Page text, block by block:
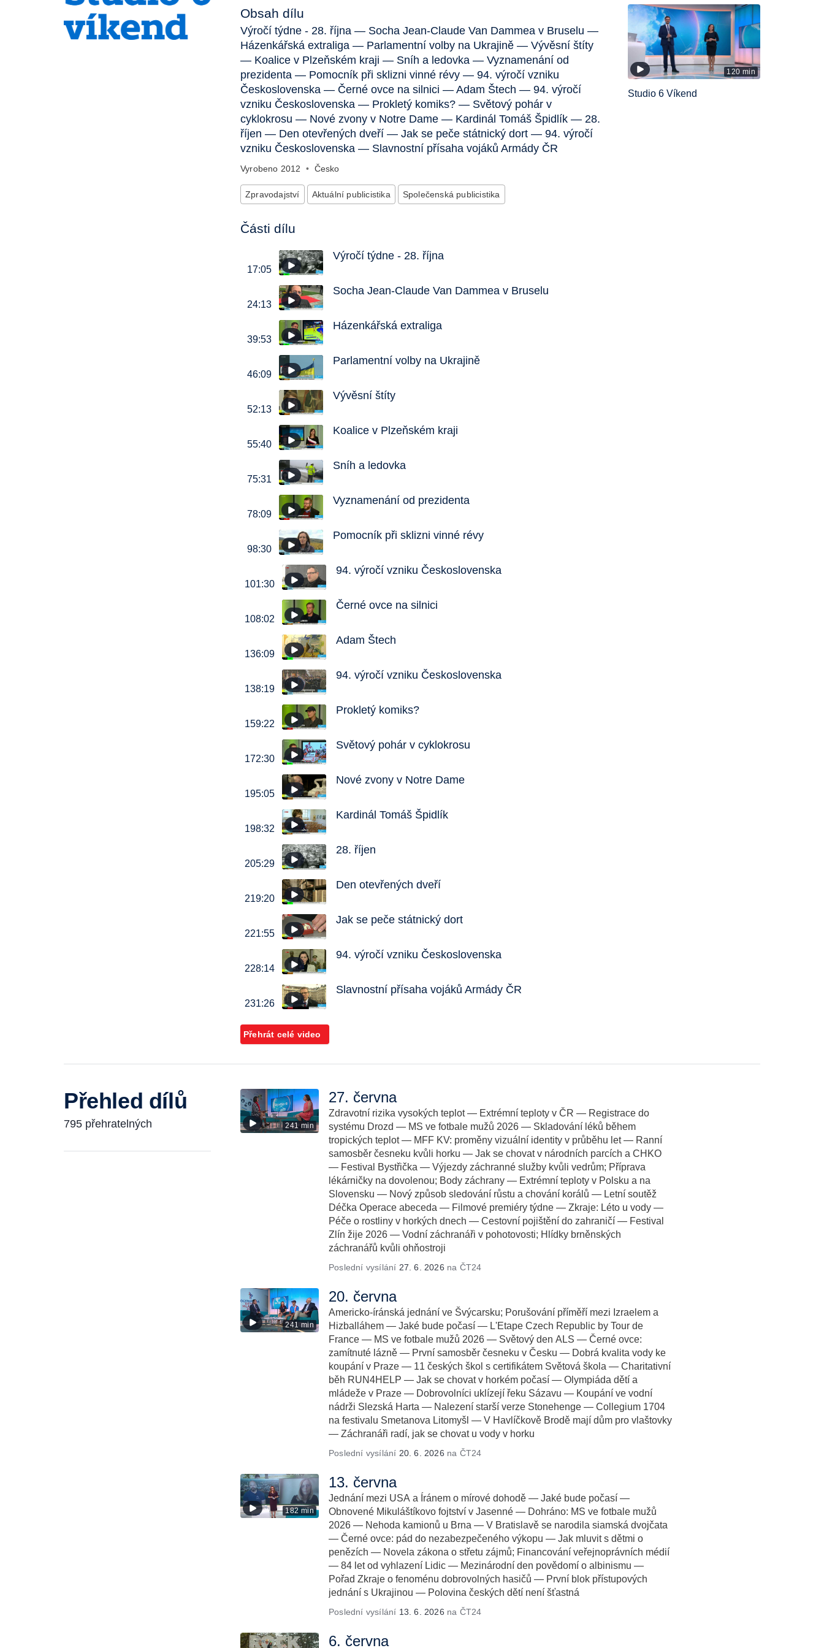
Obsah dílu
Výročí týdne - 28. října — Socha Jean-Claude Van Dammea v Bruselu —
Házenkářská extraliga — Parlamentní volby na Ukrajině — Vývěsní štíty
— Koalice v Plzeňském kraji — Sníh a ledovka — Vyznamenání od
prezidenta — Pomocník při sklizni vinné révy — 94. výročí vzniku
Československa — Černé ovce na silnici — Adam Štech — 94. výročí
vzniku Československa — Prokletý komiks? — Světový pohár v
cyklokrosu — Nové zvony v Notre Dame — Kardinál Tomáš Špidlík — 28.
říjen — Den otevřených dveří — Jak se peče státnický dort — 94. výročí
vzniku Československa — Slavnostní přísaha vojáků Armády ČR
Vyrobeno 2012 • Česko
Zpravodajství Aktuální publicistika Společenská publicistika
Části dílu
17:05
Výročí týdne - 28. října
24:13
Socha Jean-Claude Van Dammea v Bruselu
39:53
Házenkářská extraliga
46:09
Parlamentní volby na Ukrajině
52:13
Vývěsní štíty
55:40
Koalice v Plzeňském kraji
75:31
Sníh a ledovka
78:09
Vyznamenání od prezidenta
98:30
Pomocník při sklizni vinné révy
101:30
94. výročí vzniku Československa
108:02
Černé ovce na silnici
136:09
Adam Štech
138:19
94. výročí vzniku Československa
159:22
Prokletý komiks?
172:30
Světový pohár v cyklokrosu
195:05
Nové zvony v Notre Dame
198:32
Kardinál Tomáš Špidlík
205:29
28. říjen
219:20
Den otevřených dveří
221:55
Jak se peče státnický dort
228:14
94. výročí vzniku Československa
231:26
Slavnostní přísaha vojáků Armády ČR
Přehrát celé video
120 min
Studio 6 Víkend
Přehled dílů
795 přehratelných 241 min
27. června
Zdravotní rizika vysokých teplot — Extrémní teploty v ČR — Registrace do
systému Drozd — MS ve fotbale mužů 2026 — Skladování léků během
tropických teplot — MFF KV: proměny vizuální identity v průběhu let — Ranní
samosběr česneku kvůli horku — Jak se chovat v národních parcích a CHKO
— Festival Bystřička — Výjezdy záchranné služby kvůli vedrům; Příprava
lékárničky na dovolenou; Body záchrany — Extrémní teploty v Polsku a na
Slovensku — Nový způsob sledování růstu a chování korálů — Letní soutěž
Déčka Operace abeceda — Filmové premiéry týdne — Zkraje: Léto u vody —
Péče o rostliny v horkých dnech — Cestovní pojištění do zahraničí — Festival
Zlín žije 2026 — Vodní záchranáři v pohotovosti; Hlídky brněnských
záchranářů kvůli ohňostroji
Poslední vysílání 27. 6. 2026 na ČT24
241 min
20. června
Americko-íránská jednání ve Švýcarsku; Porušování příměří mezi Izraelem a
Hizballáhem — Jaké bude počasí — L'Etape Czech Republic by Tour de
France — MS ve fotbale mužů 2026 — Světový den ALS — Černé ovce:
zamítnuté lázně — První samosběr česneku v Česku — Dobrá kvalita vody ke
koupání v Praze — 11 českých škol s certifikátem Světová škola — Charitativní
běh RUN4HELP — Jak se chovat v horkém počasí — Olympiáda dětí a
mládeže v Praze — Dobrovolníci uklízejí řeku Sázavu — Koupání ve vodní
nádrži Slezská Harta — Nalezení starší verze Stonehenge — Collegium 1704
na festivalu Smetanova Litomyšl — V Havlíčkově Brodě mají dům pro vlaštovky
— Záchranáři radí, jak se chovat u vody v horku
Poslední vysílání 20. 6. 2026 na ČT24
182 min
13. června
Jednání mezi USA a Íránem o mírové dohodě — Jaké bude počasí —
Obnovené Mikuláštíkovo fojtství v Jasenné — Dohráno: MS ve fotbale mužů
2026 — Nehoda kamionů u Brna — V Bratislavě se narodila siamská dvojčata
— Černé ovce: pád do nezabezpečeného výkopu — Jak mluvit s dětmi o
penězích — Novela zákona o střetu zájmů; Financování veřejnoprávních médií
— 84 let od vyhlazení Lidic — Mezinárodní den povědomí o albinismu —
Pořad Zkraje o fenoménu dobrovolných hasičů — První blok přístupových
jednání s Ukrajinou — Polovina českých dětí není šťastná
Poslední vysílání 13. 6. 2026 na ČT24
6. června